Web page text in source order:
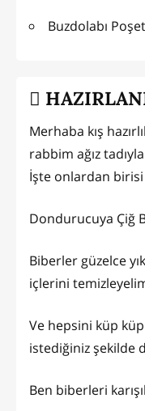
Buzdolabı
Merhaba kış
rabbim ağız
İşte onlardan birisi
Dondurucuya Çiğ
Biberler güzelce
içlerini
Ve hepsini küp
istediğiniz şekilde
Ben biberleri